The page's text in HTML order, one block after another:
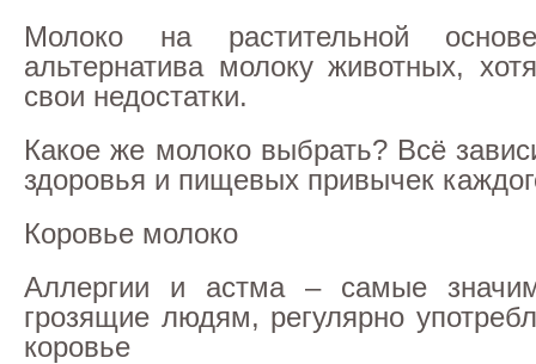
Молоко на растительной
альтернатива молоку животных,
свои недостатки.
Какое же молоко выбрать? Всё
здоровья и пищевых привычек
Коровье молоко
Аллергии и астма – самые
грозящие людям, регулярно
коровье